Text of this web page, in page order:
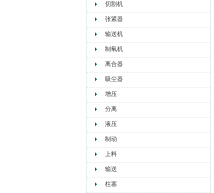
切割机
张紧器
输送机
制氧机
离合器
吸尘器
增压
分离
液压
制动
上料
输送
柱塞